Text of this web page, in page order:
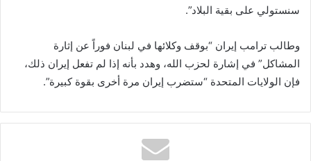
سنستولي على بقية البلاد”.
وطالب ترامب إيران “بوقف وكلائها في لبنان فوراً عن إثارة
المشاكل” في إشارة لحزب الله، وهدد بأنه إذا لم تفعل إيران ذلك،
فإن الولايات المتحدة “ستضرب إيران مرة أخرى بقوة كبيرة”.